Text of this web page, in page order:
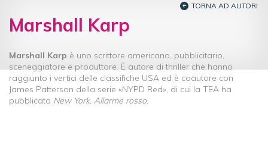
Marshall Karp
TORNA AD AUTORI
Marshall Karp è uno scrittore americano, pubblicitario,
sceneggiatore e produttore. È autore di thriller che hanno
raggiunto i vertici delle classifiche USA ed è coautore con
James Patterson della serie «NYPD Red», di cui la TEA ha
pubblicato New York. Allarme rosso.